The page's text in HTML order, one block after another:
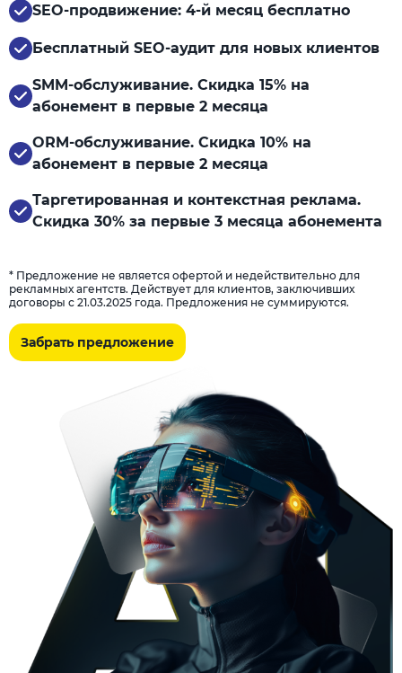
SEO-продвижение: 4-й месяц бесплатно
Бесплатный SEO-аудит для новых клиентов
SMM-обслуживание. Скидка 15% на
абонемент в первые 2 месяца
ORM-обслуживание. Скидка 10% на
абонемент в первые 2 месяца
Таргетированная и контекстная реклама.
Скидка 30% за первые 3 месяца абонемента
* Предложение не является офертой и недействительно для
рекламных агентств. Действует для клиентов, заключивших
договоры с 21.03.2025 года. Предложения не суммируются.
Забрать предложение